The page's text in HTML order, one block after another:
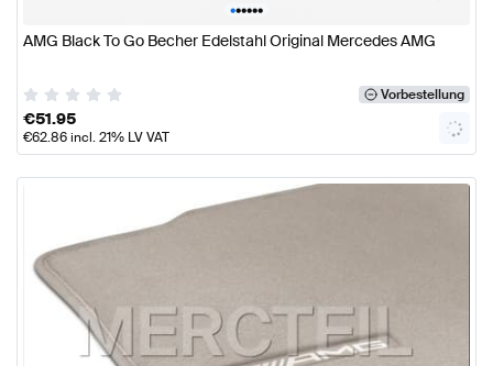
••••••
AMG Black To Go Becher Edelstahl Original Mercedes AMG
Vorbestellung
€51.95
€62.86incl. 21% LV VAT